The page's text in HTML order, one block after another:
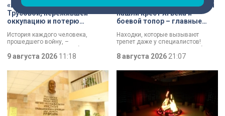
«Есть хочу!»: история Анны
Трусовой, пережившей
оккупацию и потерю
История каждого человека,
прошедшего войну, –
напоминание о цене победы.
Сколько испытаний выпало на
долю блокадников, тружеников
тыла, солдат, женщин и, конечно
же, детей. Три года скитаний,
потеря близких, голод – в 12 лет
она осталась совершенно одна. О
судьбе Анны Трусовой,
пережившей оккупацию
Павловска и потерю близких.
9 августа 2026 11:18
В Старой Ладоге археологи
нашли крест XI века и
боевой топор – главные
Находки, которые вызывают
трепет даже у специалистов!
Нательный крест возрастом более
тысячи лет и боевой топор – вот
главные трофеи археологической
экспедиции в Старой Ладоге в
8 августа 2026 21:07